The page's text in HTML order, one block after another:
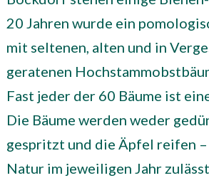
20 Jahren wurde ein
mit seltenen, alten und in
geratenen
Fast jeder der 60 Bäume ist
Die Bäume werden weder
gespritzt und die Äpfel reifen –
Natur im jeweiligen Jahr